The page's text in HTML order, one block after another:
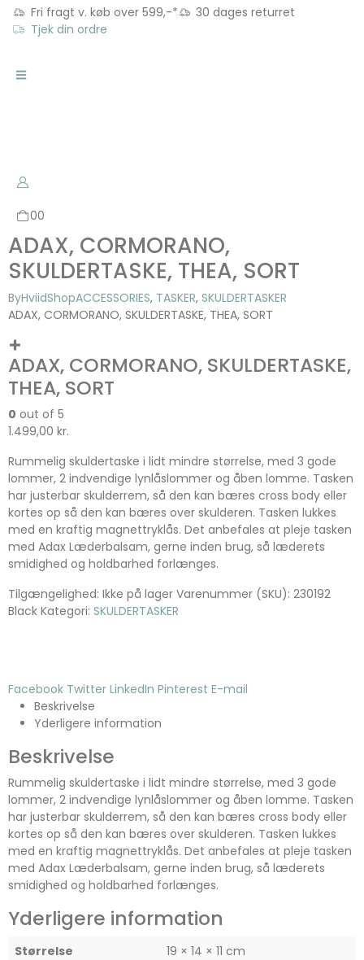
Fri fragt v. køb over 599,-*
30 dages returret
Tjek din ordre
00
ADAX, CORMORANO,
SKULDERTASKE, THEA, SORT
ByHviidShopACCESSORIES, TASKER, SKULDERTASKER
ADAX, CORMORANO, SKULDERTASKE, THEA, SORT
ADAX, CORMORANO, SKULDERTASKE,
THEA, SORT
0 out of 5
1.499,00 kr.
Rummelig skuldertaske i lidt mindre størrelse, med 3 gode
lommer, 2 indvendige lynlåslommer og åben lomme. Tasken
har justerbar skulderrem, så den kan bæres cross body eller
kortes op så den kan bæres over skulderen. Tasken lukkes
med en kraftig magnettryklås. Det anbefales at pleje tasken
med Adax Læderbalsam, gerne inden brug, så læderets
smidighed og holdbarhed forlænges.
Tilgængelighed: Ikke på lager Varenummer (SKU): 230192
Black Kategori: SKULDERTASKER
Facebook Twitter LinkedIn Pinterest E-mail
Beskrivelse
Yderligere information
Beskrivelse
Rummelig skuldertaske i lidt mindre størrelse, med 3 gode
lommer, 2 indvendige lynlåslommer og åben lomme. Tasken
har justerbar skulderrem, så den kan bæres cross body eller
kortes op så den kan bæres over skulderen. Tasken lukkes
med en kraftig magnettryklås. Det anbefales at pleje tasken
med Adax Læderbalsam, gerne inden brug, så læderets
smidighed og holdbarhed forlænges.
Yderligere information
Størrelse 19 × 14 × 11 cm